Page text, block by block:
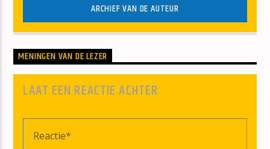
ARCHIEF VAN DE AUTEUR
MENINGEN VAN DE LEZER
LAAT EEN REACTIE ACHTER